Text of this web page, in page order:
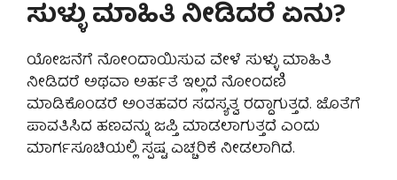
ಸುಳ್ಳು ಮಾಹಿತಿ ನೀಡಿದರೆ ಏನು?
ಯೋಜನೆಗೆ ನೋಂದಾಯಿಸುವ ವೇಳೆ ಸುಳ್ಳು ಮಾಹಿತಿ
ನೀಡಿದರೆ ಅಥವಾ ಅರ್ಹತೆ ಇಲ್ಲದೆ ನೋಂದಣಿ
ಮಾಡಿಕೊಂಡರೆ ಅಂತಹವರ ಸದಸ್ಯತ್ವ ರದ್ದಾಗುತ್ತದೆ. ಜೊತೆಗೆ
ಪಾವತಿಸಿದ ಹಣವನ್ನು ಜಪ್ತಿ ಮಾಡಲಾಗುತ್ತದೆ ಎಂದು
ಮಾರ್ಗಸೂಚಿಯಲ್ಲಿ ಸ್ಪಷ್ಟ ಎಚ್ಚರಿಕೆ ನೀಡಲಾಗಿದೆ.